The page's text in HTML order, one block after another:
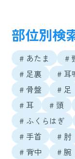
部位別検
# あたま #
# 足裏
# 耳
# 骨盤
# 足
# 耳
# 頭
# ふくらはぎ
# 手首
# 肘
# 背中
# 腕